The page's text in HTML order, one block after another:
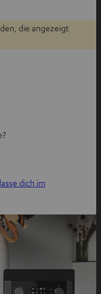
die angezeigt
dich im